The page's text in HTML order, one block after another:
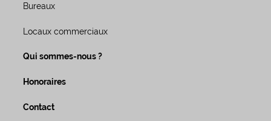
Bureaux
Locaux commerciaux
Qui sommes-nous ?
Honoraires
Contact